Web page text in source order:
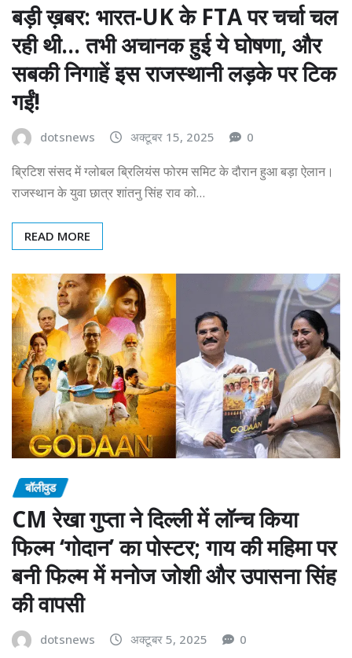
बड़ी ख़बर: भारत-UK के FTA पर चर्चा चल
रही थी… तभी अचानक हुई ये घोषणा, और
सबकी निगाहें इस राजस्थानी लड़के पर टिक
गईं!
dotsnews अक्टूबर 15, 2025 0
ब्रिटिश संसद में ग्लोबल ब्रिलियंस फोरम समिट के दौरान हुआ बड़ा ऐलान।
राजस्थान के युवा छात्र शांतनु सिंह राव को…
READ MORE
बॉलीवुड
CM रेखा गुप्ता ने दिल्ली में लॉन्च किया
फिल्म ‘गोदान’ का पोस्टर; गाय की महिमा पर
बनी फिल्म में मनोज जोशी और उपासना सिंह
की वापसी
dotsnews अक्टूबर 5, 2025 0